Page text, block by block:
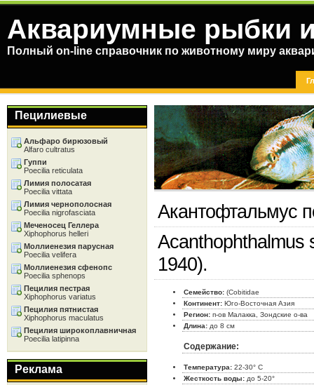
Аквариумные рыбки
Полный on-line справочник по животному миру
Акантофтальмус
Acanthophthalmus
1940).
Семейство: (Cobitidae
Континент: Юго-Восточная Азия
Регион: п-ов Малакка, Зондские о-ва
Длина: до 8 см
Содержание:
Температура: 22-30° C
Жесткость воды: до 5-20°
Пецилиевые
Альфаро бирюзовый
Alfaro cultratus
Гуппи
Poecilia reticulata
Лимия полосатая
Poecilia vittata
Лимия чернополосная
Poecilia nigrofasciata
Меченосец Геллера
Xiphophorus helleri
Моллиенезия парусная
Poecilia velifera
Моллиенезия сфенопс
Poecilia sphenops
Пецилия пестрая
Xiphophorus variatus
Пецилия пятнистая
Xiphophorus maculatus
Пецилия широкоплавничная
Poecilia latipinna
Реклама